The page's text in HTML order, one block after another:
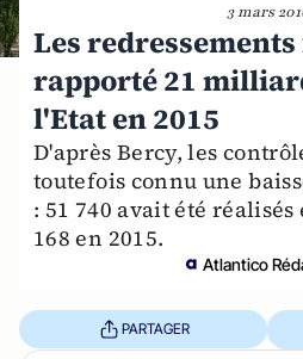
3 mars
Les
rapporté 21
l'Etat en 2015
D'après Bercy, les
toutefois connu une
: 51 740 avait été
168 en 2015.
Atlantico
PARTAGER